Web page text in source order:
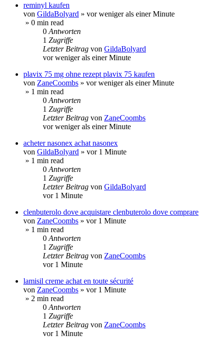
reminyl kaufen
von GildaBolyard » vor weniger als einer Minute
» 0 min read
0 Antworten
1 Zugriffe
Letzter Beitrag von GildaBolyard
vor weniger als einer Minute
plavix 75 mg ohne rezept plavix 75 kaufen
von ZaneCoombs » vor weniger als einer Minute
» 1 min read
0 Antworten
1 Zugriffe
Letzter Beitrag von ZaneCoombs
vor weniger als einer Minute
acheter nasonex achat nasonex
von GildaBolyard » vor 1 Minute
» 1 min read
0 Antworten
1 Zugriffe
Letzter Beitrag von GildaBolyard
vor 1 Minute
clenbuterolo dove acquistare clenbuterolo dove comprare
von ZaneCoombs » vor 1 Minute
» 1 min read
0 Antworten
1 Zugriffe
Letzter Beitrag von ZaneCoombs
vor 1 Minute
lamisil creme achat en toute sécurité
von ZaneCoombs » vor 1 Minute
» 2 min read
0 Antworten
1 Zugriffe
Letzter Beitrag von ZaneCoombs
vor 1 Minute